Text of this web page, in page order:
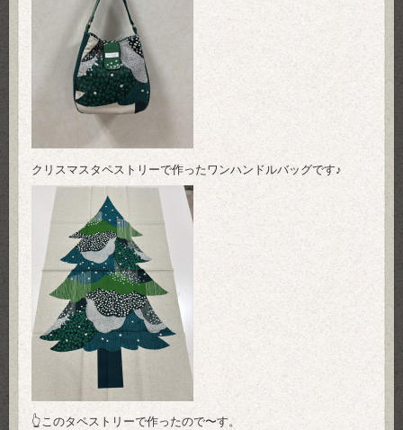
クリスマスタペストリーで作ったワンハンドルバッグです♪
👆このタペストリーで作ったので〜す。